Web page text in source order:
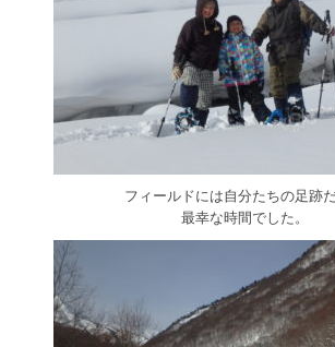
フィールドには自分たちの足跡だ
最幸な時間でした。